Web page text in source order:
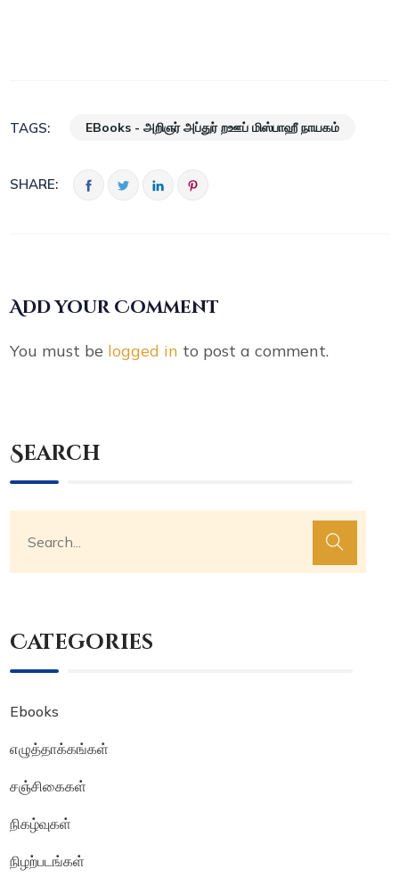
TAGS: EBooks - அறிஞர் அப்துர் றஊப் மிஸ்பாஹீ நாயகம்
SHARE:
Add your Comment
You must be logged in to post a comment.
Search
Categories
Ebooks
எழுத்தாக்கங்கள்
சஞ்சிகைகள்
நிகழ்வுகள்
நிழற்படங்கள்